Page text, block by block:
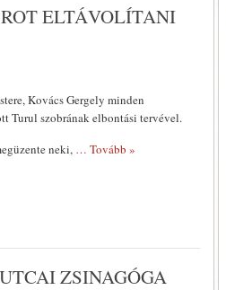
ELTÁVOLÍTANI
Kovács Gergely minden
Turul szobrának elbontási tervével.
neki, … Tovább »
ZSINAGÓGA